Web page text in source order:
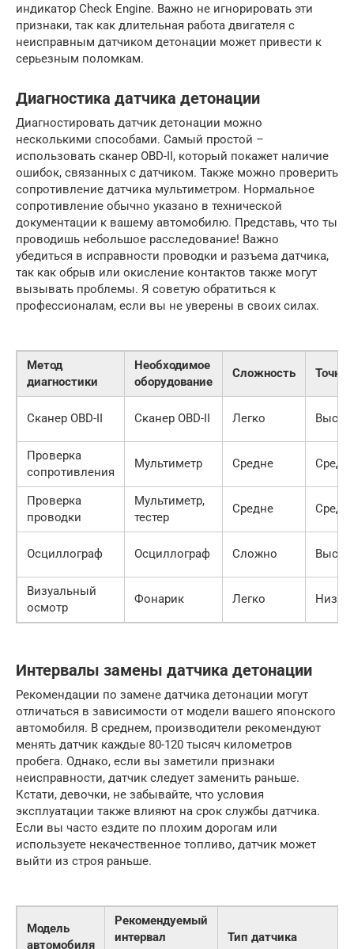
индикатор Check Engine. Важно не игнорировать эти
признаки, так как длительная работа двигателя с
неисправным датчиком детонации может привести к
серьезным поломкам.
Диагностика датчика детонации
Диагностировать датчик детонации можно
несколькими способами. Самый простой –
использовать сканер OBD-II, который покажет наличие
ошибок, связанных с датчиком. Также можно проверить
сопротивление датчика мультиметром. Нормальное
сопротивление обычно указано в технической
документации к вашему автомобилю. Представь, что ты
проводишь небольшое расследование! Важно
убедиться в исправности проводки и разъема датчика,
так как обрыв или окисление контактов также могут
вызывать проблемы. Я советую обратиться к
профессионалам, если вы не уверены в своих силах.
Метод
диагностики
Необходимое
оборудование
Сложность
Сканер OBD-II Сканер OBD-II Легко
Проверка
сопротивления
Мультиметр Средне
Проверка
проводки
Мультиметр,
тестер
Средне
Осциллограф Осциллограф Сложно
Визуальный
осмотр
Фонарик Легко
Интервалы замены датчика детонации
Рекомендации по замене датчика детонации могут
отличаться в зависимости от модели вашего японского
автомобиля. В среднем, производители рекомендуют
менять датчик каждые 80-120 тысяч километров
пробега. Однако, если вы заметили признаки
неисправности, датчик следует заменить раньше.
Кстати, девочки, не забывайте, что условия
эксплуатации также влияют на срок службы датчика.
Если вы часто ездите по плохим дорогам или
используете некачественное топливо, датчик может
выйти из строя раньше.
Модель
автомобиля
Рекомендуемый
интервал
Тип датчика